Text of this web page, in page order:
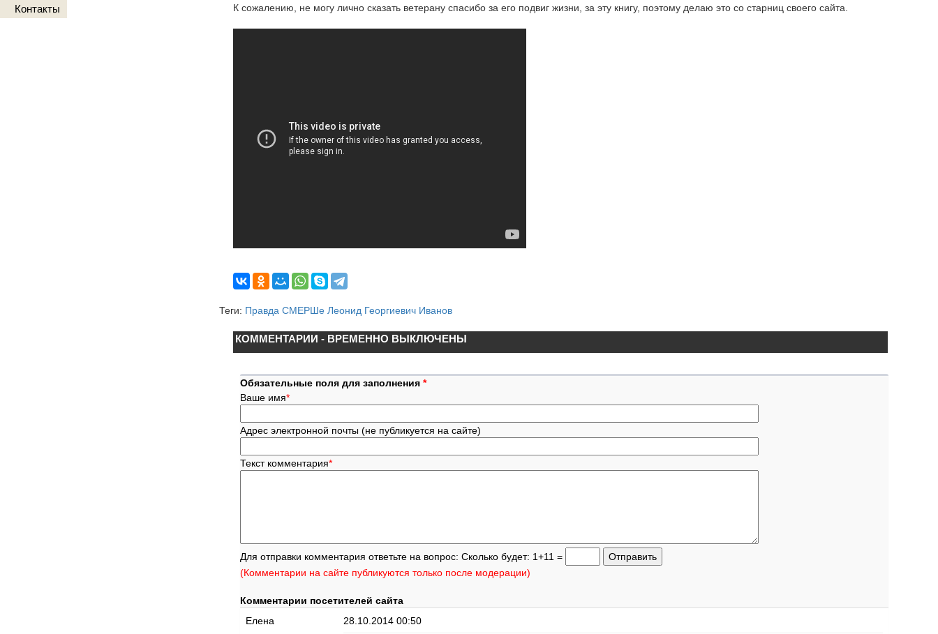
Контакты
К сожалению, не могу лично сказать ветерану спасибо за его подвиг жизни, за эту книгу, поэтому делаю это со старниц своего сайта.
Теги: Правда СМЕРШе Леонид Георгиевич Иванов
КОММЕНТАРИИ - ВРЕМЕННО ВЫКЛЮЧЕНЫ
Обязательные поля для заполнения *
Ваше имя*
Адрес электронной почты (не публикуется на сайте)
Текст комментария*
Для отправки комментария ответьте на вопрос: Сколько будет: 1+11 =
(Комментарии на сайте публикуются только после модерации)
Комментарии посетителей сайта
Елена
28.10.2014 00:50